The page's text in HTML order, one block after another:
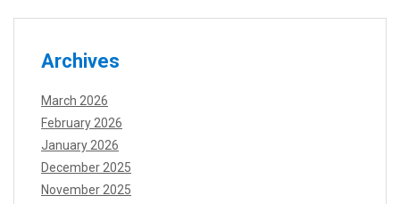
Archives
March 2026
February 2026
January 2026
December 2025
November 2025